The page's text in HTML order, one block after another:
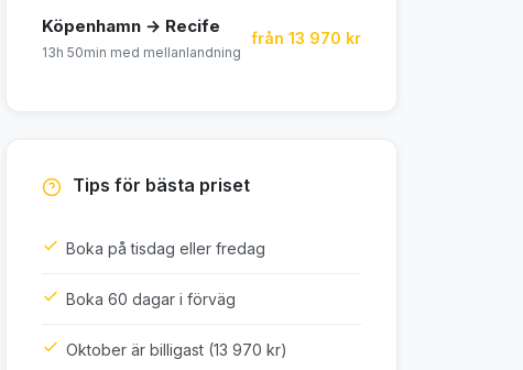
Köpenhamn → Recife
13h 50min med mellanlandning
från 13 970 kr
Tips för bästa priset
Boka på tisdag eller fredag
Boka 60 dagar i förväg
Oktober är billigast (13 970 kr)